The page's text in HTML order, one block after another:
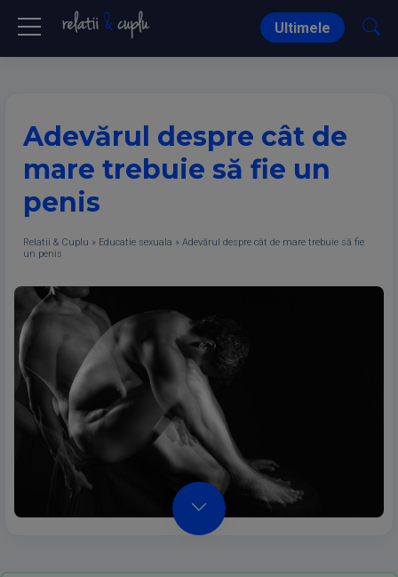
Ultimele
Adevărul despre cât de
mare trebuie să fie un
penis
Relatii & Cuplu » Educatie sexuala » Adevărul despre cât de mare trebuie să fie
un penis